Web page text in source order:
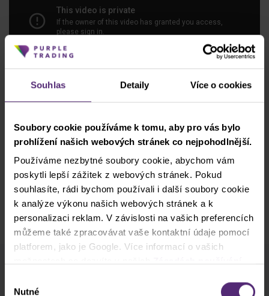
Souhlas Detaily Více o cookies
Soubory cookie používáme k tomu, aby pro vás bylo
prohlížení našich webových stránek co nejpohodlnější.
Používáme nezbytné soubory cookie, abychom vám
poskytli lepší zážitek z webových stránek. Pokud
souhlasíte, rádi bychom používali i další soubory cookie
k analýze výkonu našich webových stránek a k
personalizaci reklam. V závislosti na vašich preferencích
můžeme také zpracovávat vaše kontaktní údaje pomocí
platforem, jako je Google. Více informací o vašich
a souhlasíte s tím, že sdílíme vaše informace s třetími
souhlasu
Nutné Co nového v Purple Trading, Market Shot,